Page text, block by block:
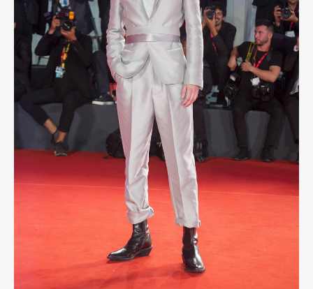
Pen Membership
Magazine
Official Columnist
About
Contact
Pen Meet
Pen international Pen tw